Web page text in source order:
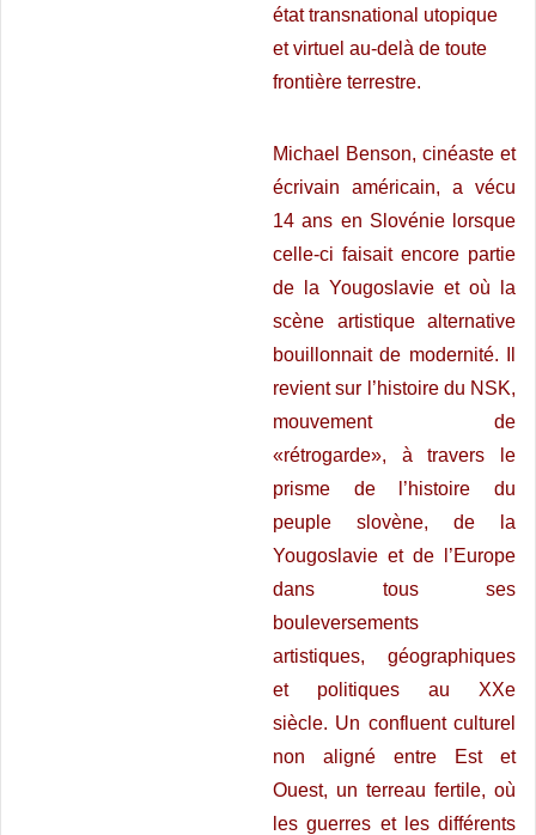
état transnational utopique
et virtuel au-delà de toute
frontière terrestre.
Michael Benson, cinéaste et
écrivain américain, a vécu
14 ans en Slovénie lorsque
celle-ci faisait encore partie
de la Yougoslavie et où la
scène artistique alternative
bouillonnait de modernité. Il
revient sur l’histoire du NSK,
mouvement de
«rétrogarde», à travers le
prisme de l’histoire du
peuple slovène, de la
Yougoslavie et de l’Europe
dans tous ses
bouleversements
artistiques, géographiques
et politiques au XXe
siècle. Un confluent culturel
non aligné entre Est et
Ouest, un terreau fertile, où
les guerres et les différents